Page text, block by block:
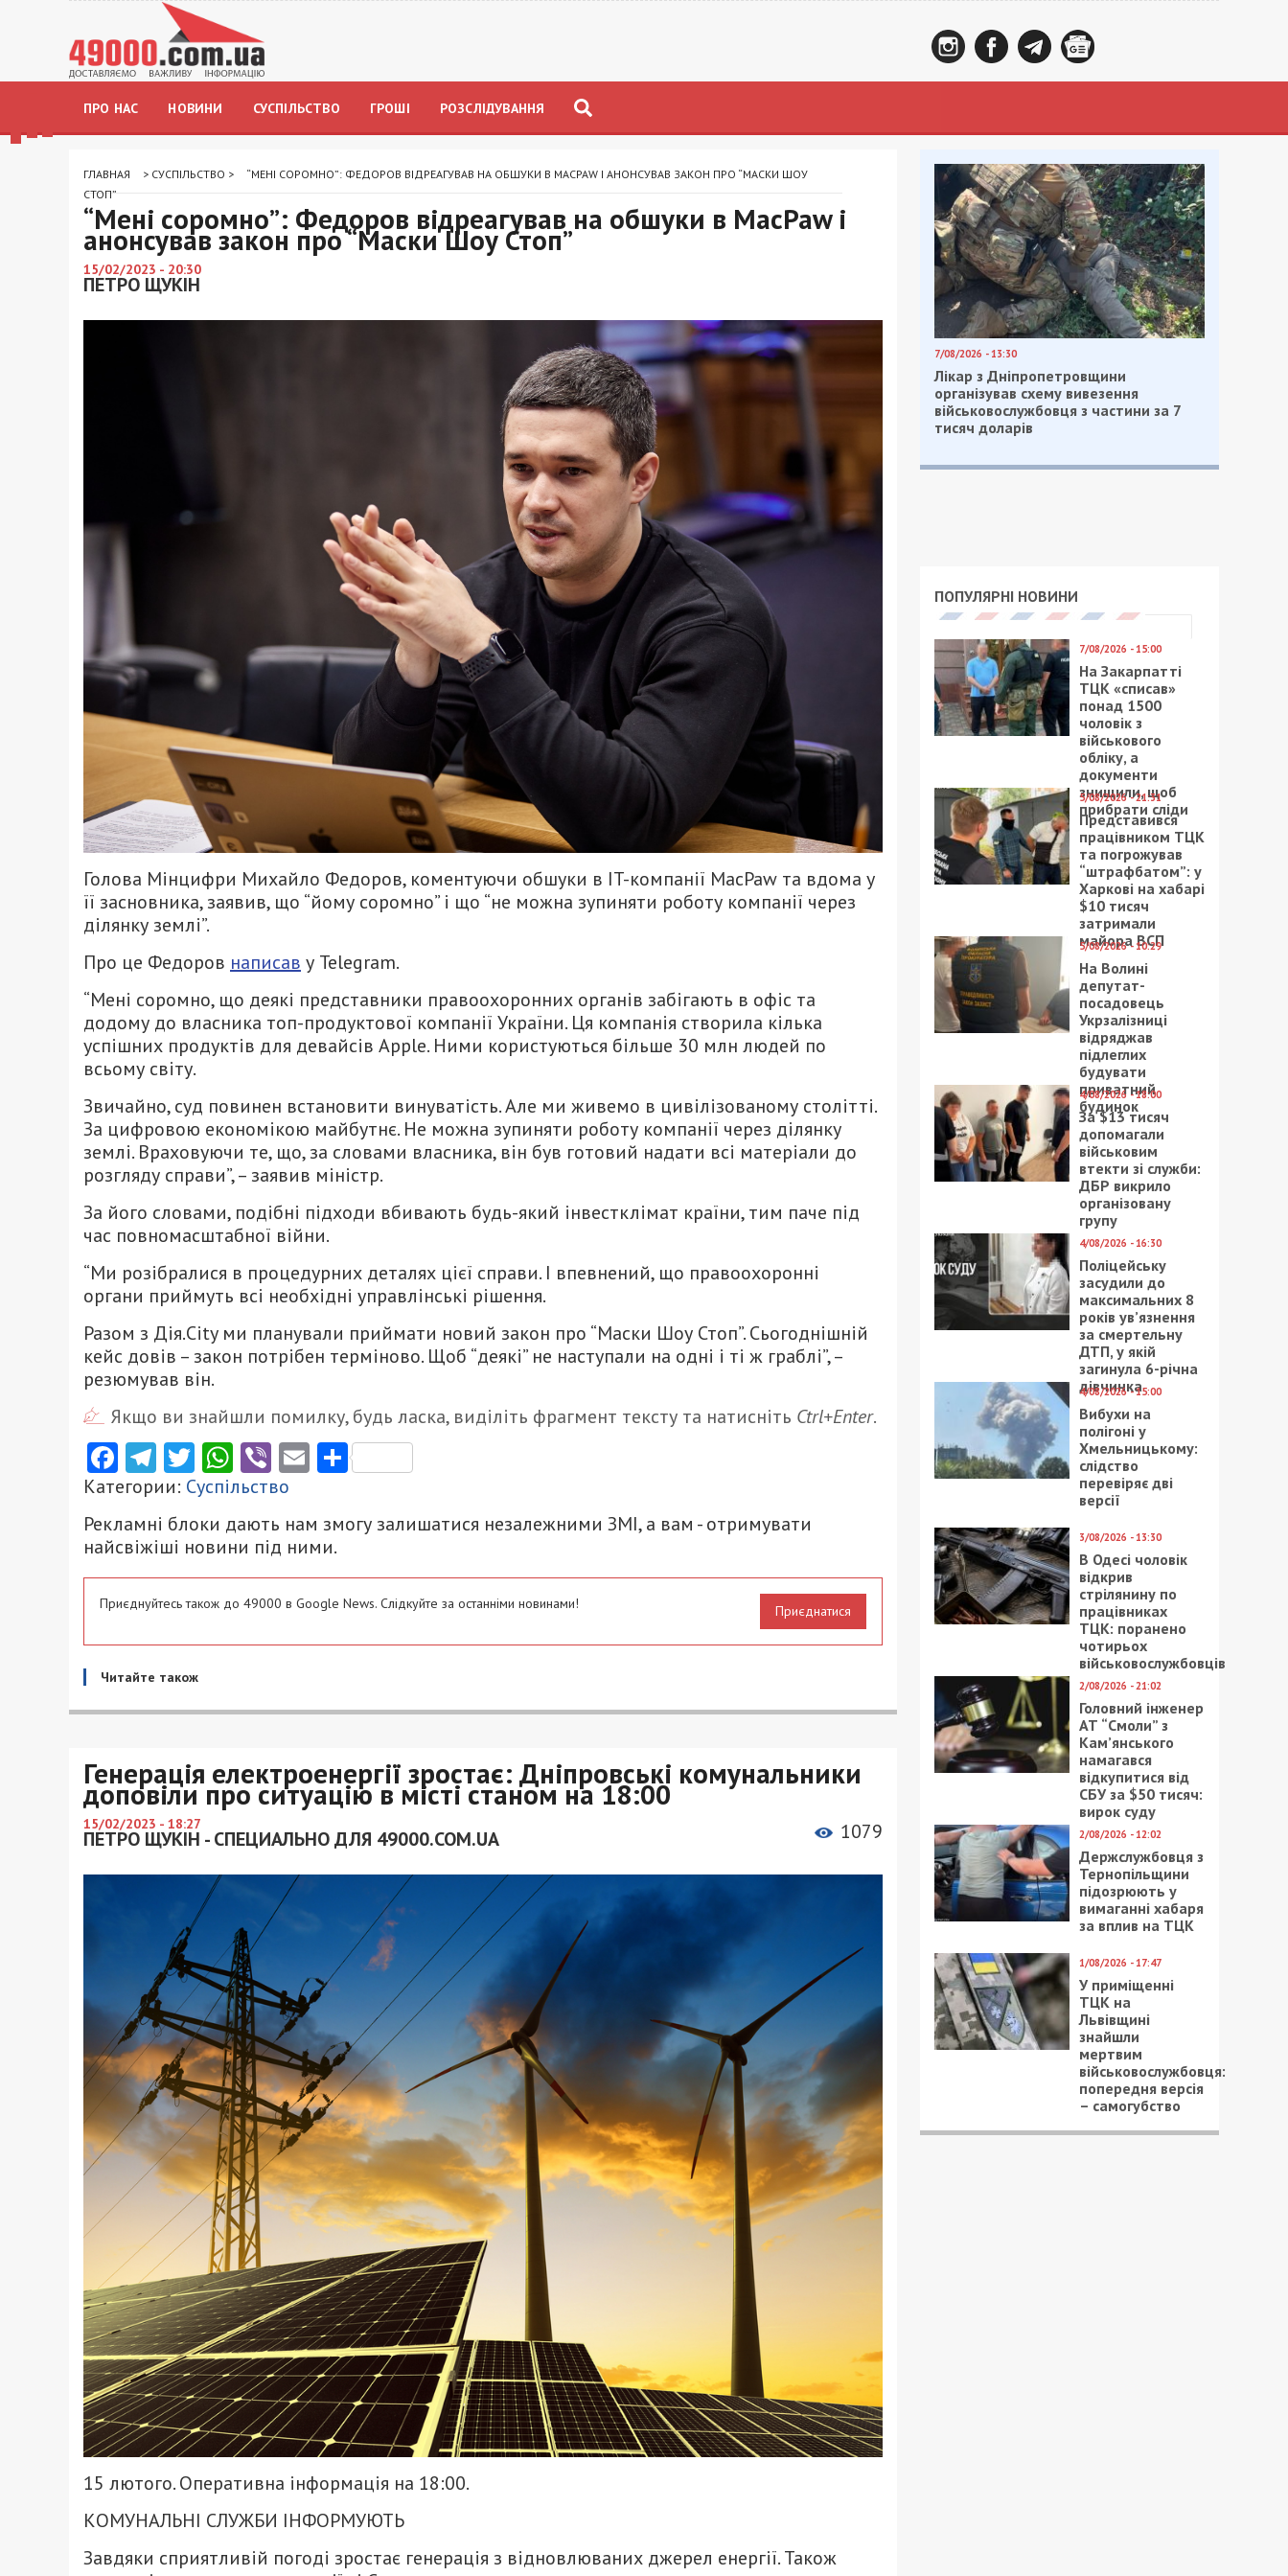
ПРО НАС НОВИНИ СУСПІЛЬСТВО ГРОШІ РОЗСЛІДУВАННЯ
ГЛАВНАЯ > СУСПІЛЬСТВО >
“МЕНІ СОРОМНО”: ФЕДОРОВ ВІДРЕАГУВАВ НА ОБШУКИ В MACPAW І АНОНСУВАВ ЗАКОН ПРО “МАСКИ ШОУ
СТОП”
“Мені соромно”: Федоров відреагував на обшуки в MacPaw і
анонсував закон про “Маски Шоу Стоп”
15/02/2023 - 20:30
ПЕТРО ЩУКІН
Голова Мінцифри Михайло Федоров, коментуючи обшуки в IT-компанії MacPaw та вдома у
її засновника, заявив, що “йому соромно” і що “не можна зупиняти роботу компанії через
ділянку землі”.
Про це Федоров написав у Telegram.
“Мені соромно, що деякі представники правоохоронних органів забігають в офіс та
додому до власника топ-продуктової компанії України. Ця компанія створила кілька
успішних продуктів для девайсів Apple. Ними користуються більше 30 млн людей по
всьому світу.
Звичайно, суд повинен встановити винуватість. Але ми живемо в цивілізованому столітті.
За цифровою економікою майбутнє. Не можна зупиняти роботу компанії через ділянку
землі. Враховуючи те, що, за словами власника, він був готовий надати всі матеріали до
розгляду справи”, – заявив міністр.
За його словами, подібні підходи вбивають будь-який інвестклімат країни, тим паче під
час повномасштабної війни.
“Ми розібралися в процедурних деталях цієї справи. І впевнений, що правоохоронні
органи приймуть всі необхідні управлінські рішення.
Разом з Дія.City ми планували приймати новий закон про “Маски Шоу Стоп”. Сьогоднішній
кейс довів – закон потрібен терміново. Щоб “деякі” не наступали на одні і ті ж граблі”, –
резюмував він.
Якщо ви знайшли помилку, будь ласка, виділіть фрагмент тексту та натисніть Ctrl+Enter.
Facebook
Telegram
Twitter
WhatsApp
ViberEmailПоділитися
Категории: Суспільство
Рекламні блоки дають нам змогу залишатися незалежними ЗМІ, а вам - отримувати
найсвіжіші новини під ними.
Приєднуйтесь також до 49000 в Google News. Слідкуйте за останніми новинами! Приєднатися
Читайте також
Генерація електроенергії зростає: Дніпровські комунальники
доповіли про ситуацію в місті станом на 18:00
15/02/2023 - 18:27
ПЕТРО ЩУКІН - СПЕЦИАЛЬНО ДЛЯ 49000.COM.UA 1079
15 лютого. Оперативна інформація на 18:00.
КОМУНАЛЬНІ СЛУЖБИ ІНФОРМУЮТЬ
Завдяки сприятливій погоді зростає генерація з відновлюваних джерел енергії. Також
7/08/2026 - 13:30
Лікар з Дніпропетровщини
організував схему вивезення
військовослужбовця з частини за 7
тисяч доларів
ПОПУЛЯРНІ НОВИНИ
7/08/2026 - 15:00
На Закарпатті
ТЦК «списав»
понад 1500
чоловік з
військового
обліку, а
документи
знищили, щоб
прибрати сліди
5/08/2026 - 21:31
Представився
працівником ТЦК
та погрожував
“штрафбатом”: у
Харкові на хабарі
$10 тисяч
затримали
майора ВСП
5/08/2026 - 10:29
На Волині
депутат-
посадовець
Укрзалізниці
відряджав
підлеглих
будувати
приватний
будинок
4/08/2026 - 18:00
За $13 тисяч
допомагали
військовим
втекти зі служби:
ДБР викрило
організовану
групу
4/08/2026 - 16:30
Поліцейську
засудили до
максимальних 8
років ув’язнення
за смертельну
ДТП, у якій
загинула 6-річна
дівчинка
4/08/2026 - 15:00
Вибухи на
полігоні у
Хмельницькому:
слідство
перевіряє дві
версії
3/08/2026 - 13:30
В Одесі чоловік
відкрив
стрілянину по
працівниках
ТЦК: поранено
чотирьох
військовослужбовців
2/08/2026 - 21:02
Головний інженер
АТ “Смоли” з
Кам’янського
намагався
відкупитися від
СБУ за $50 тисяч:
вирок суду
2/08/2026 - 12:02
Держслужбовця з
Тернопільщини
підозрюють у
вимаганні хабаря
за вплив на ТЦК
1/08/2026 - 17:47
У приміщенні
ТЦК на
Львівщині
знайшли
мертвим
військовослужбовця:
попередня версія
– самогубство